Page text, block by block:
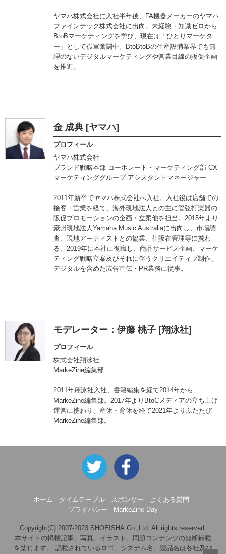
ヤマハ株式会社に入社半年後、FA機器メーカーのヤマハ
ファインテック株式会社に出向。未経験・知識ゼロから
BtoBマーケティングを学び、現在は「ひとりマーケタ
ー」として孤軍奮闘中。BtoBtoBの生産設備業界でも無
理のないデジタルマーケティングや営業目線の販促企画
を推進。
金 成典 [ヤマハ]
プロフィール
ヤマハ株式会社
ブランド戦略本部 コーポレート・マーケティング部 CX
マーケティンググループ アシスタントマネージャー
2011年新卒でヤマハ株式会社へ入社。入社後は店舗での
接客・営業を経て、海外現地法人との主に管弦打楽器の
販促プロモーションの企画・立案他を担当。2015年より
豪州現地法人Yamaha Music Australiaに出向し、市場調
査、現地アーティストとの協業、仕販在管理等に携わ
る。2019年に本社に復職し、商品サービス企画、マーケ
ティング戦略立案及びそれに伴うクリエイティブ制作、
デジタルを含めた広告宣伝・PR業務に従事。
モデレーター：伊藤 桃子 [翔泳社]
プロフィール
株式会社翔泳社
MarkeZine編集部
2011年翔泳社入社、書籍編集を経て2014年から
MarkeZine編集部。2017年よりBtoCメディアの立ち上げ
運営に携わり、産休・育休を経て2021年よりふたたび
MarkeZine編集部。
ホーム タイムテーブル スポンサー
よくある質問
プライバシー
MarkeZine Day
Copyright(C) 2007-2023 SHOEISHA.Co.,Ltd. All rights reserved.
本サイトの掲載記事、写真、イラスト、問題コンテンツの無断転載
を禁じます。 記載されているロゴ、システム名、製品名は各社及び